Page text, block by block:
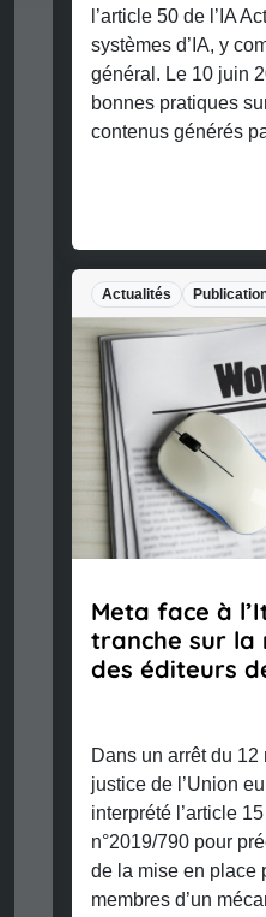
l’article 50 de l’IA
systèmes d’IA, y
général. Le 10 juin
bonnes pratiques
contenus générés
Actualités
Meta face à
tranche sur la
des éditeurs
Dans un arrêt du
justice de l’Union
interprété l’article
n°2019/790 pour
de la mise en place
membres d’un